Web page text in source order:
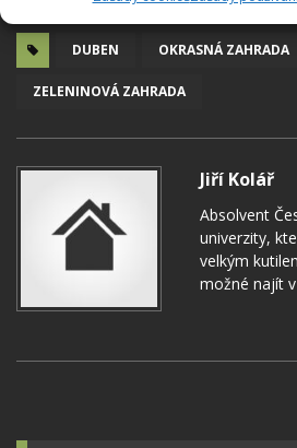
DUBEN OKRASNÁ ZAHRADA
ZELENINOVÁ ZAHRADA
Jiří Kolář
Absolvent
univerzity,
velkým
možné najít v